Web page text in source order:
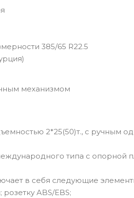
385/65 R22.5
механизмом
2*25(50)т., с ручным
типа с опорной
в себя следующие
ABS/EBS;